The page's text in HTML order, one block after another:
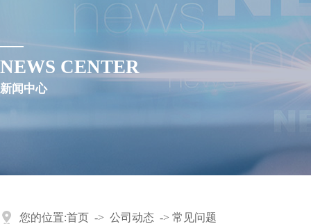
NEWS CENTER
新闻中心
您的位置:首页 -> 公司动态 -> 常见问题